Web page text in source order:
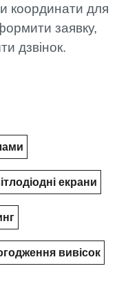
координати для
заявку,
дзвінок.
екрани
вивісок